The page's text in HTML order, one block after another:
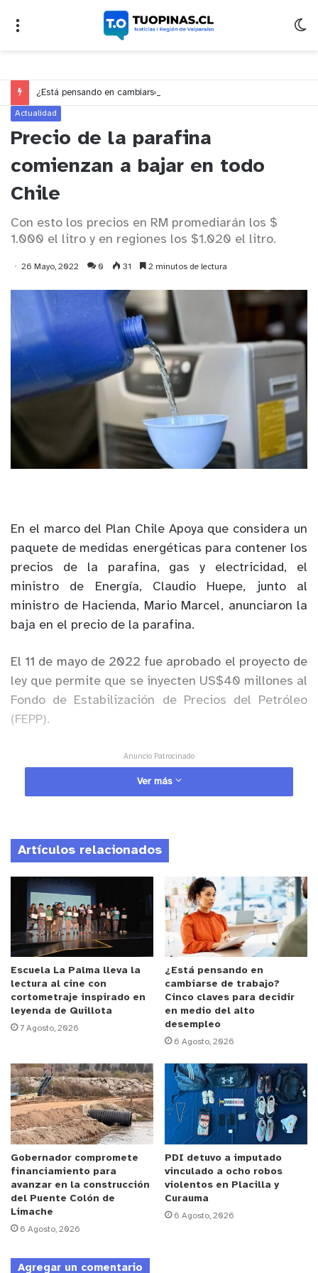
Actualidad
Precio de la parafina
comienzan a bajar en todo
Chile
Con esto los precios en RM promediarán los $
1.000 el litro y en regiones los $1.020 el litro.
26 Mayo, 2022 0 31 2 minutos de lectura
En el marco del Plan Chile Apoya que considera un
paquete de medidas energéticas para contener los
precios de la parafina, gas y electricidad, el
ministro de Energía, Claudio Huepe, junto al
ministro de Hacienda, Mario Marcel, anunciaron la
baja en el precio de la parafina.
El 11 de mayo de 2022 fue aprobado el proyecto de
ley que permite que se inyecten US$40 millones al
Fondo de Estabilización de Precios del Petróleo
(FEPP).
Anuncio Patrocinado
Este incremento de recursos permite la reducción
del precio de la parafina a $1.000 pesos
lo largo del invierno, siendo una gran ayuda a las
familias chilenas.
“El precio de la parafina baja $332 pesos por litro
a partir de hoy. Esto significa que alcanzaremos un
precio promedio de $1.000 pesos por litro en la
Región Metropolitana y de $1.020 el litro de
parafina a nivel nacional. Esto es un gran alivio
para el bolsillo de la gente”, destacó el ministro de
Energía Claudio Huepe.
Con esta nueva medida serán beneficiados
alrededor de un millón de hogares en el país,
especialmente en los meses de invierno, donde se
utiliza este combustible para calefacción.
De esta manera, se está cumpliendo con lo que se
anunció cuando se tramitó el proyecto de ley. Es
importante recordar que este proyecto se tramitó
en 6 u 8 días en el Congreso.
El ministro de Hacienda, Mario Marcel por su parte
Ver más
Artículos relacionados
Escuela La Palma lleva la
lectura al cine con
cortometraje inspirado en
leyenda de Quillota
7 Agosto, 2026
¿Está pensando en
cambiarse de trabajo?
Cinco claves para decidir
en medio del alto
desempleo
6 Agosto, 2026
Gobernador compromete
financiamiento para
avanzar en la construcción
del Puente Colón de
Limache
6 Agosto, 2026
PDI detuvo a imputado
vinculado a ocho robos
violentos en Placilla y
Curauma
6 Agosto, 2026
Agregar un comentario